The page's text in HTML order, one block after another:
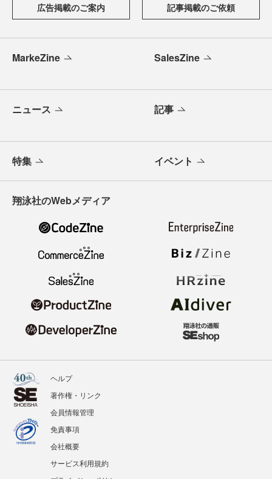
広告掲載のご案内 記事掲載のご依頼
MarkeZine SalesZine
ニュース 記事
特集 イベント
翔泳社のWebメディア
ヘルプ
著作権・リンク
会員情報管理
免責事項
会社概要
サービス利用規約